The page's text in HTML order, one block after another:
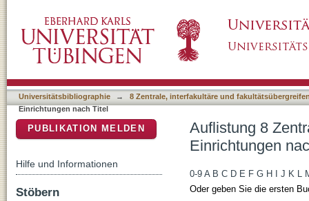
Universitätsbibliographie →
8 Zentrale, interfakultäre und
Einrichtungen nach Titel
Auflistung 8
Einrichtungen
0-9 A B C D E F G H J K L
Oder geben Sie die ersten
PUBLIKATION MELDEN
Hilfe und Informationen
Stöbern